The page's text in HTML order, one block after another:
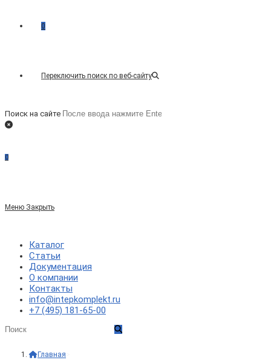
0
Переключить поиск по веб-сайту
Поиск на сайте
0
Меню Закрыть
Каталог
Статьи
Документация
О компании
Контакты
info@intepkomplekt.ru
+7 (495) 181-65-00
Главная